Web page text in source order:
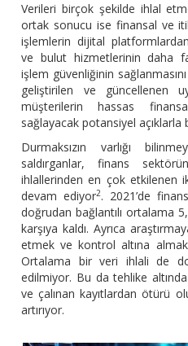
Verileri birçok şekilde ihlal
ortak sonucu ise finansal ve
işlemlerin dijital platformlardan
ve bulut hizmetlerinin daha
işlem güvenliğinin
geliştirilen ve güncellenen
müşterilerin hassas
sağlayacak potansiyel açıklarla
Durmaksızın varlığı
saldırganlar, finans
ihlallerinden en çok etkilenen
devam ediyor2. 2021’de
doğrudan bağlantılı ortalama
karşıya kaldı. Ayrıca
etmek ve kontrol altına
Ortalama bir veri ihlali de
edilmiyor. Bu da tehlike altında
ve çalınan kayıtlardan ötürü
artırıyor.